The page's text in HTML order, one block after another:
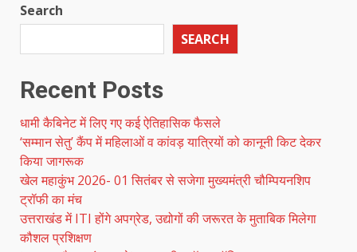
Search
SEARCH
Recent Posts
धामी कैबिनेट में लिए गए कई ऐतिहासिक फैसले
‘सम्मान सेतु’ कैंप में महिलाओं व कांवड़ यात्रियों को कानूनी किट देकर
किया जागरूक
खेल महाकुंभ 2026- 01 सितंबर से सजेगा मुख्यमंत्री चौम्पियनशिप
ट्रॉफी का मंच
उत्तराखंड में ITI होंगे अपग्रेड, उद्योगों की जरूरत के मुताबिक मिलेगा
कौशल प्रशिक्षण